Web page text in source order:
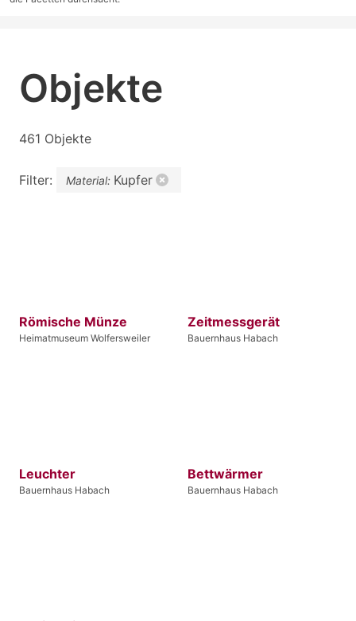
Objekte
461 Objekte
Filter: Material: Kupfer
Römische Münze
Heimatmuseum Wolfersweiler
Zeitmessgerät
Bauernhaus Habach
Leuchter
Bauernhaus Habach
Bettwärmer
Bauernhaus Habach